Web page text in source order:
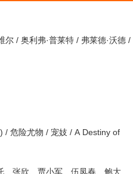
尔 / 奥利弗·普莱特 / 弗莱德·沃德 /
/ 危险尤物 / 宠妓 / A Destiny of
、张欣、贾小军、伍凤春、鲍大